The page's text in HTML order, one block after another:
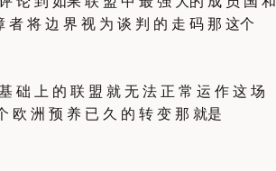
者 将 边 界 视 为 谈 判 的 走 码 那 这个
础 上 的 联 盟 就 无 法 正 常 运 作 这 场
欧 洲 预 养 已 久 的 转 变 那 就是